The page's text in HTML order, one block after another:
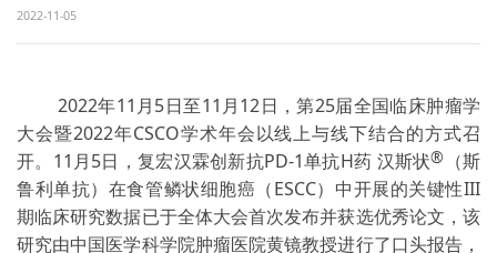
2022-11-05
2022年11 月5日至11 月12日，第25届全国临床肿瘤学
大会暨2022年CSCO学术年会以线上与线下结合的方式召
开。 11 月5日，复宏汉霖创新抗PD-1单抗H药 汉斯状®
（斯
鲁利单抗）在食管鳞状细胞癌（ESCC）中开展的关键性III
期临床研究数据已于全体大会首次发布并获选优秀论文，该
研究由中国医学科学院肿瘤医院黄镜教授进行了口头报告，